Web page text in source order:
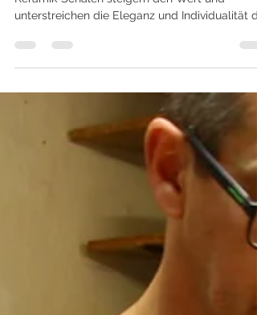
Bonsai vereint Baum und Schale.
Keramik-Schalen steigern den Wert und
unterstreichen die Eleganz und Individualität